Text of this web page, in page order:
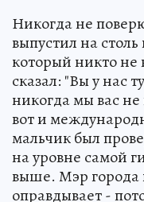
Никогда не
выпустил на
который никто не
сказал: "Вы у нас
никогда мы вас
вот и
мальчик был
на уровне самой
выше. Мэр города
оправдывает -